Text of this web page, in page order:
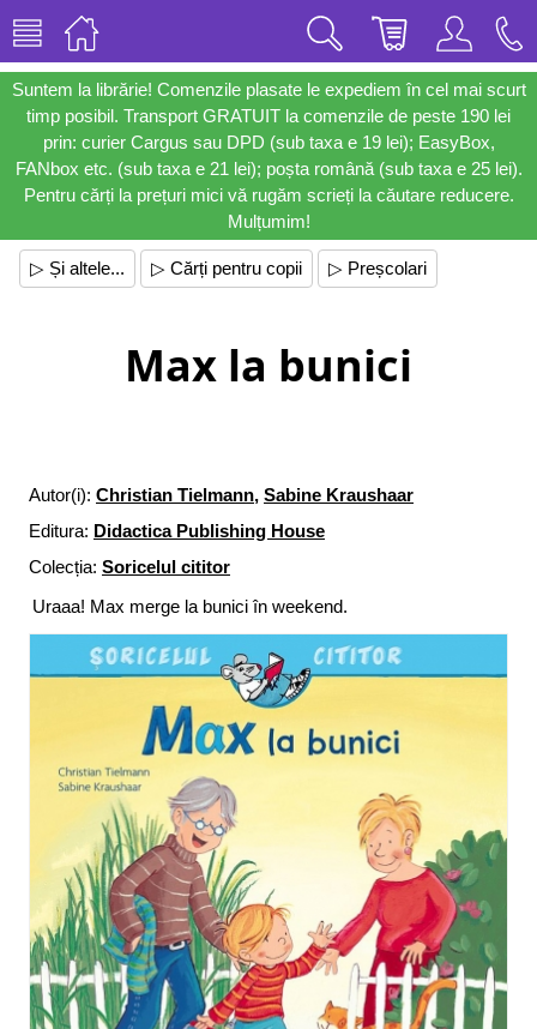
Suntem la librărie! Comenzile plasate le expediem în cel mai scurt
timp posibil. Transport GRATUIT la comenzile de peste 190 lei
prin: curier Cargus sau DPD (sub taxa e 19 lei); EasyBox,
FANbox etc. (sub taxa e 21 lei); poșta română (sub taxa e 25 lei).
Pentru cărți la prețuri mici vă rugăm scrieți la căutare reducere.
Mulțumim!
▷ Și altele... ▷ Cărți pentru copii ▷ Preșcolari
Max la bunici
Autor(i): Christian Tielmann, Sabine Kraushaar
Editura: Didactica Publishing House
Colecția: Soricelul cititor
Uraaa! Max merge la bunici în weekend.